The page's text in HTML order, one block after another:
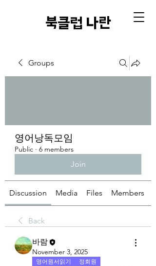
​북클럽 나란
Groups
영어낭독모임
Public · 6 members
Join
Discussion Media Files Members
Back
바람
November 3, 2025
영어원서읽기 정회원